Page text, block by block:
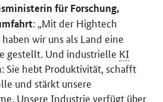
für Forschung,
: „Mit der Hightech
wir uns als Land eine
gestellt. Und industrielle KI
Sie hebt Produktivität, schafft
und stärkt unsere
Unsere Industrie verfügt über